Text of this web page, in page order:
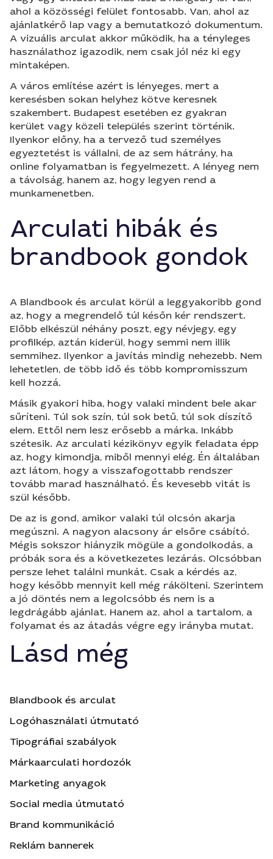
ahol a közösségi felület fontosabb. Van, ahol az
ajánlatkérő lap vagy a bemutatkozó dokumentum.
A vizuális arculat akkor működik, ha a tényleges
használathoz igazodik, nem csak jól néz ki egy
mintaképen.
A város említése azért is lényeges, mert a
keresésben sokan helyhez kötve keresnek
szakembert. Budapest esetében ez gyakran
kerület vagy közeli település szerint történik.
Ilyenkor előny, ha a tervező tud személyes
egyeztetést is vállalni, de az sem hátrány, ha
online folyamatban is fegyelmezett. A lényeg nem
a távolság, hanem az, hogy legyen rend a
munkamenetben.
Arculati hibák és
brandbook gondok
A Blandbook és arculat körül a leggyakoribb gond
az, hogy a megrendelő túl későn kér rendszert.
Előbb elkészül néhány poszt, egy névjegy, egy
profilkép, aztán kiderül, hogy semmi nem illik
semmihez. Ilyenkor a javítás mindig nehezebb. Nem
lehetetlen, de több idő és több kompromisszum
kell hozzá.
Másik gyakori hiba, hogy valaki mindent bele akar
sűríteni. Túl sok szín, túl sok betű, túl sok díszítő
elem. Ettől nem lesz erősebb a márka. Inkább
szétesik. Az arculati kézikönyv egyik feladata épp
az, hogy kimondja, miből mennyi elég. Én általában
azt látom, hogy a visszafogottabb rendszer
tovább marad használható. És kevesebb vitát is
szül később.
De az is gond, amikor valaki túl olcsón akarja
megúszni. A nagyon alacsony ár elsőre csábító.
Mégis sokszor hiányzik mögüle a gondolkodás, a
próbák sora és a következetes lezárás. Olcsóbban
persze lehet találni munkát. Csak a kérdés az,
hogy később mennyit kell még rákölteni. Szerintem
a jó döntés nem a legolcsóbb és nem is a
legdrágább ajánlat. Hanem az, ahol a tartalom, a
folyamat és az átadás végre egy irányba mutat.
Lásd még
Blandbook és arculat
Logóhasználati útmutató
Tipográfiai szabályok
Márkaarculati hordozók
Marketing anyagok
Social media útmutató
Brand kommunikáció
Reklám bannerek